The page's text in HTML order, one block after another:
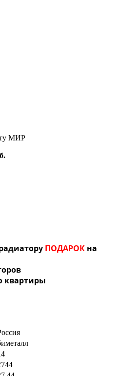
МИР
ПОДАРОК на
квартиры